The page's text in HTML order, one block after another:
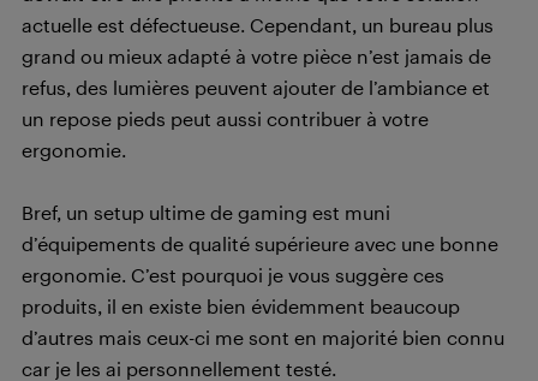
actuelle est défectueuse. Cependant, un bureau plus
grand ou mieux adapté à votre pièce n’est jamais de
refus, des lumières peuvent ajouter de l’ambiance et
un repose pieds peut aussi contribuer à votre
ergonomie.
Bref, un setup ultime de gaming est muni
d’équipements de qualité supérieure avec une bonne
ergonomie. C’est pourquoi je vous suggère ces
produits, il en existe bien évidemment beaucoup
d’autres mais ceux-ci me sont en majorité bien connu
car je les ai personnellement testé.